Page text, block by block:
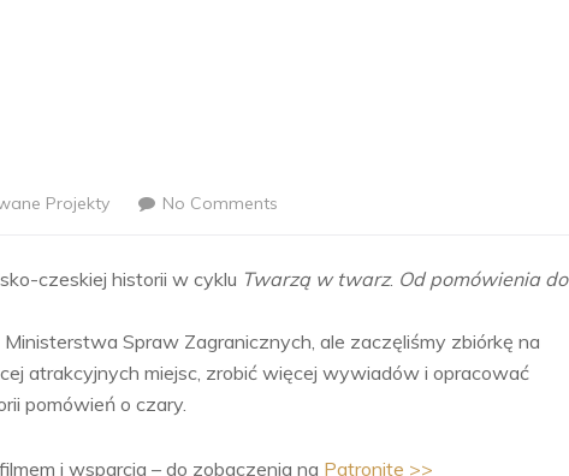
Projekty No Comments
czeskiej historii w cyklu Twarzą w twarz. Od pomówienia do
Spraw Zagranicznych, ale zaczęliśmy zbiórkę na
atrakcyjnych miejsc, zrobić więcej wywiadów i opracować
pomówień o czary.
i wsparcia – do zobaczenia na Patronite >>